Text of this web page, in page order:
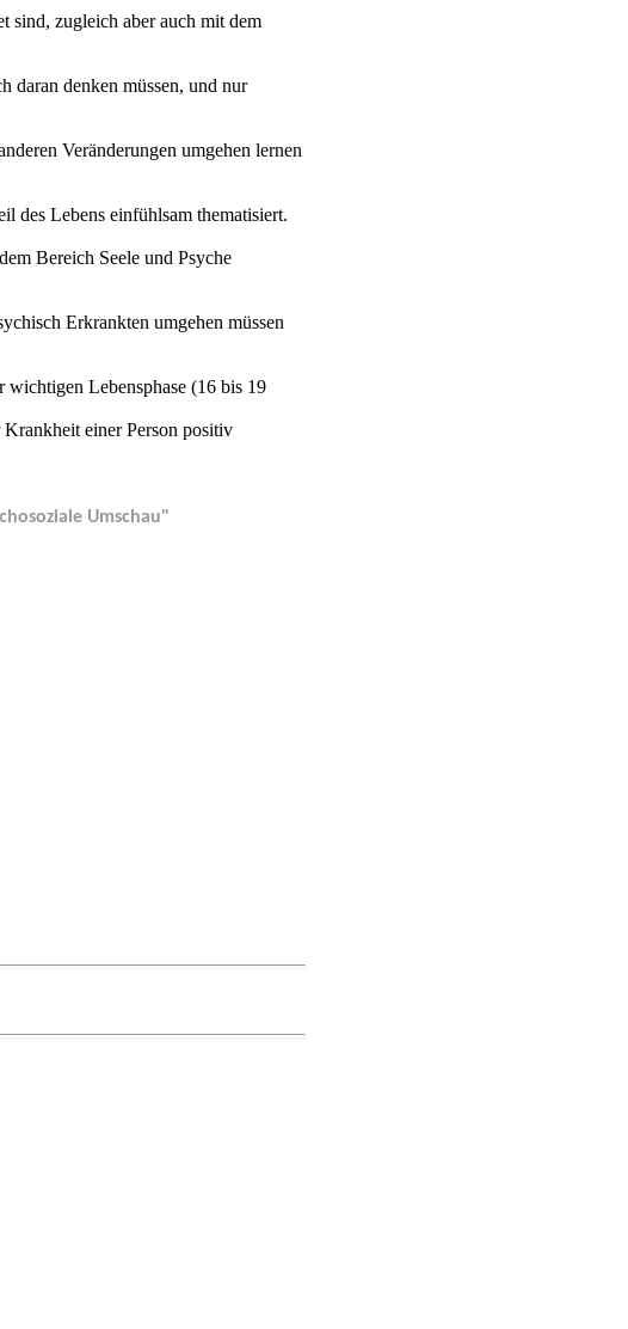
sind, zugleich aber auch mit dem
daran denken müssen, und nur
Veränderungen umgehen lernen
des Lebens einfühlsam thematisiert.
Bereich Seele und Psyche
Erkrankten umgehen müssen
Lebensphase (16 bis 19
einer Person positiv
Umschau"